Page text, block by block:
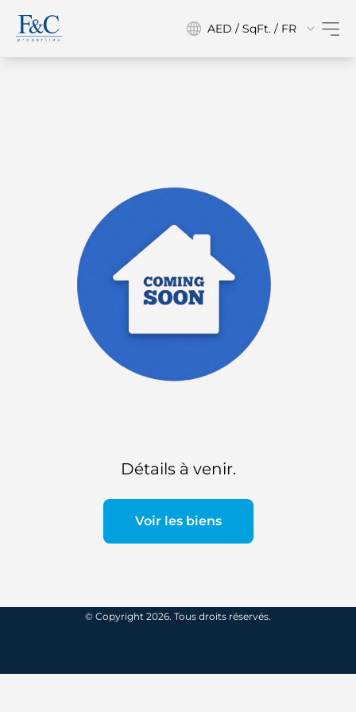
AED / SqFt. / FR
Détails à venir.
Voir les biens
© Copyright 2026. Tous droits réservés.